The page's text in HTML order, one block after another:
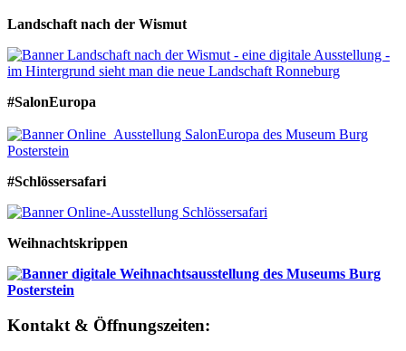
Landschaft nach der Wismut
#SalonEuropa
#Schlössersafari
Weihnachtskrippen
Kontakt & Öffnungszeiten: